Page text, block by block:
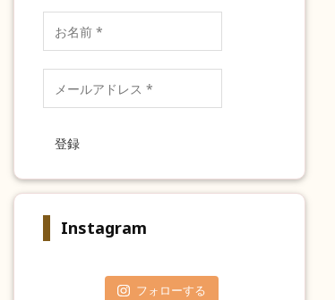
前
*
ル
ス
Instagram
フォローする